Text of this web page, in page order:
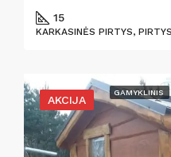
15
KARKASINĖS PIRTYS,
AKCIJA
GAMYKLINIS